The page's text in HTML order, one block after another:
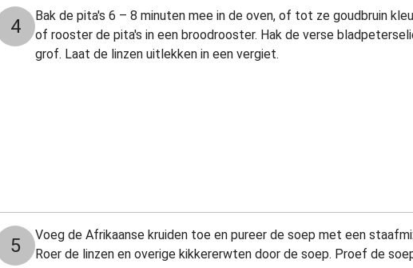
4 Bak de pita's 6 – 8 minuten mee in de oven, of tot ze goudbruin
of rooster de pita's in een broodrooster. Hak de verse
grof. Laat de linzen uitlekken in een vergiet.
5
Voeg de Afrikaanse kruiden toe en pureer de soep met een
Roer de linzen en overige kikkererwten door de soep. Proef de